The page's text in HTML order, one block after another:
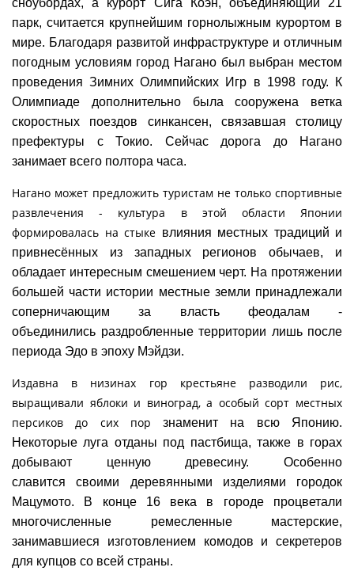
сноубордах, а курорт Сига Коэн, объединяющий 21
парк, считается крупнейшим горнолыжным курортом в
мире. Благодаря развитой инфраструктуре и отличным
погодным условиям город Нагано был выбран местом
проведения ЗимнихОлимпийских Игр в 1998 году. К
Олимпиаде дополнительно была сооружена ветка
скоростных поездов синкансен, связавшая столицу
префектуры с Токио. Сейчас дорога до Нагано
занимает всего полтора часа.
Нагано может предложить туристам не только спортивные
развлечения - культура в этой области Японии
формировалась на стыке влияния местных традиций и
привнесённых из западных регионов обычаев, и
обладает интересным смешением черт. На протяжении
большей части истории местные земли принадлежали
соперничающим за власть феодалам -
объединились раздробленные территории лишь после
периода Эдо в эпоху Мэйдзи.
Издавна в низинах гор крестьяне разводили рис,
выращивали яблоки и виноград, а особый сорт местных
персиков до сих порзнаменит на всю Японию.
Некоторые луга отданы под пастбища, также в горах
добывают ценную древесину. Особенно
славитсясвоими деревянными изделиями городок
Мацумото. В конце 16 века в городе процветали
многочисленные ремесленные мастерские,
занимавшиеся изготовлением комодов и секретеров
для купцов со всей страны.